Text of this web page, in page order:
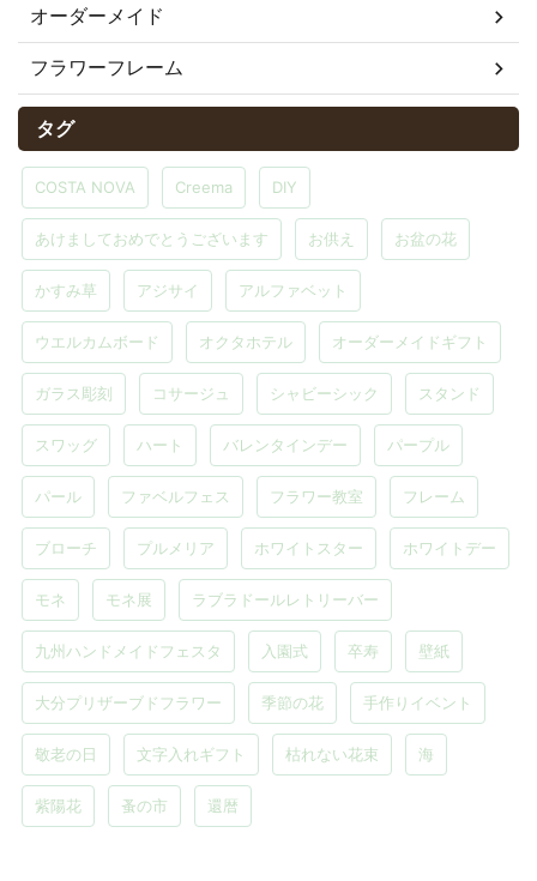
オーダーメイド
フラワーフレーム
タグ
COSTA NOVA Creema DIY
あけましておめでとうございます お供え お盆の花
かすみ草 アジサイ アルファベット
ウエルカムボード オクタホテル オーダーメイドギフト
ガラス彫刻 コサージュ シャビーシック スタンド
スワッグ ハート バレンタインデー パープル
パール ファベルフェス フラワー教室 フレーム
ブローチ プルメリア ホワイトスター ホワイトデー
モネ モネ展 ラブラドールレトリーバー
九州ハンドメイドフェスタ 入園式 卒寿 壁紙
大分プリザーブドフラワー 季節の花 手作りイベント
敬老の日 文字入れギフト 枯れない花束 海
紫陽花 蚤の市 還暦